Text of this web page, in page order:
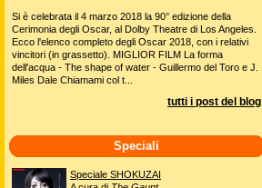
Si è celebrata il 4 marzo 2018 la 90° edizione della
Cerimonia degli Oscar, al Dolby Theatre di Los Angeles.
Ecco l'elenco completo degli Oscar 2018, con i relativi
vincitori (in grassetto). MIGLIOR FILM La forma
dell'acqua - The shape of water - Guillermo del Toro e J.
Miles Dale Chiamami col t...
tutti i post del blog
Speciali
Speciale SHOKUZAI